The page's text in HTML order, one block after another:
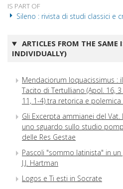
IS PART OF
Sileno : rivista di studi classici e
ARTICLES FROM THE SAME
INDIVIDUALLY)
Mendaciorum loquacissimus :
Tacito di Tertulliano (Apol. 16,
11, 1-4) tra retorica e polemica
Gli Excerpta ammianei del Vat.
uno sguardo sullo studio
delle Res Gestae
Pascoli "sommo latinista" in un
J.J. Hartman
Logos e Ti esti in Socrate